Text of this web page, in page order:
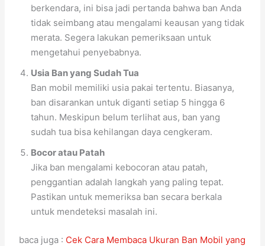
berkendara, ini bisa jadi pertanda bahwa ban Anda
tidak seimbang atau mengalami keausan yang tidak
merata. Segera lakukan pemeriksaan untuk
mengetahui penyebabnya.
Usia Ban yang Sudah Tua
Ban mobil memiliki usia pakai tertentu. Biasanya,
ban disarankan untuk diganti setiap 5 hingga 6
tahun. Meskipun belum terlihat aus, ban yang
sudah tua bisa kehilangan daya cengkeram.
Bocor atau Patah
Jika ban mengalami kebocoran atau patah,
penggantian adalah langkah yang paling tepat.
Pastikan untuk memeriksa ban secara berkala
untuk mendeteksi masalah ini.
baca juga : Cek Cara Membaca Ukuran Ban Mobil yang